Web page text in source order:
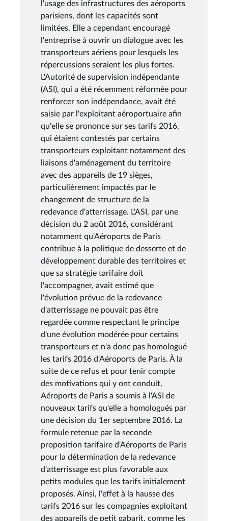
l'usage des infrastructures des aéroports
parisiens, dont les capacités sont
limitées. Elle a cependant encouragé
l'entreprise à ouvrir un dialogue avec les
transporteurs aériens pour lesquels les
répercussions seraient les plus fortes.
L'Autorité de supervision indépendante
(ASI), qui a été récemment réformée pour
renforcer son indépendance, avait été
saisie par l'exploitant aéroportuaire afin
qu'elle se prononce sur ses tarifs 2016,
qui étaient contestés par certains
transporteurs exploitant notamment des
liaisons d'aménagement du territoire
avec des appareils de 19 sièges,
particulièrement impactés par le
changement de structure de la
redevance d'atterrissage. L'ASI, par une
décision du 2 août 2016, considérant
notamment qu'Aéroports de Paris
contribue à la politique de desserte et de
développement durable des territoires et
que sa stratégie tarifaire doit
l'accompagner, avait estimé que
l'évolution prévue de la redevance
d'atterrissage ne pouvait pas être
regardée comme respectant le principe
d'une évolution modérée pour certains
transporteurs et n'a donc pas homologué
les tarifs 2016 d'Aéroports de Paris. À la
suite de ce refus et pour tenir compte
des motivations qui y ont conduit,
Aéroports de Paris a soumis à l'ASI de
nouveaux tarifs qu'elle a homologués par
une décision du 1er septembre 2016. La
formule retenue par la seconde
proposition tarifaire d'Aéroports de Paris
pour la détermination de la redevance
d'atterrissage est plus favorable aux
petits modules que les tarifs initialement
proposés. Ainsi, l'effet à la hausse des
tarifs 2016 sur les compagnies exploitant
des appareils de petit gabarit, comme les